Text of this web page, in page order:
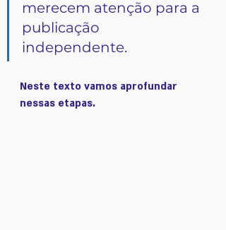
merecem atenção para a
publicação
independente.
Neste texto vamos aprofundar
nessas etapas.